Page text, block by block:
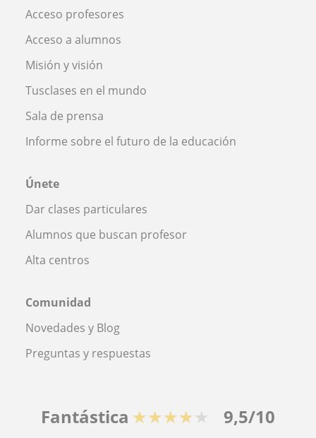
Acceso profesores
Acceso a alumnos
Misión y visión
Tusclases en el mundo
Sala de prensa
Informe sobre el futuro de la educación
Únete
Dar clases particulares
Alumnos que buscan profesor
Alta centros
Comunidad
Novedades y Blog
Preguntas y respuestas
Fantástica ★★★★★ 9,5/10